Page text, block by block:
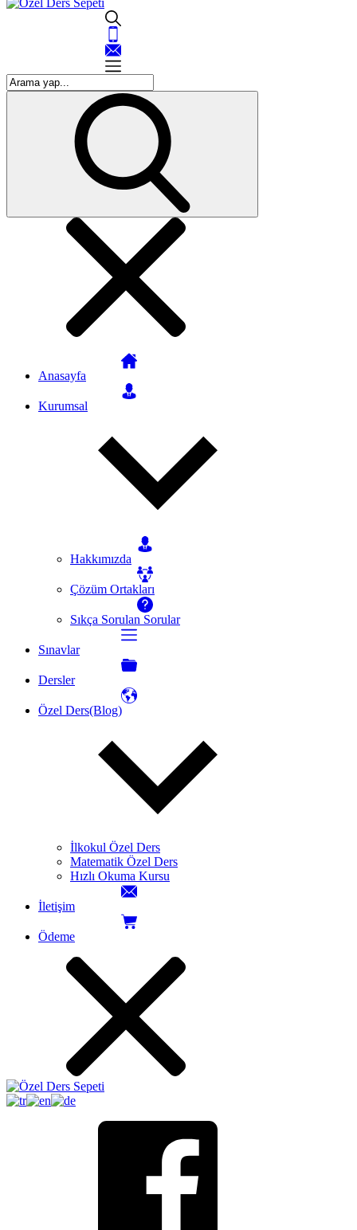
Anasayfa
Kurumsal
Hakkımızda
Çözüm Ortakları
Sıkça Sorulan Sorular
Sınavlar
Dersler
Özel Ders(Blog)
İlkokul Özel Ders
Matematik Özel Ders
Hızlı Okuma Kursu
İletişim
Ödeme